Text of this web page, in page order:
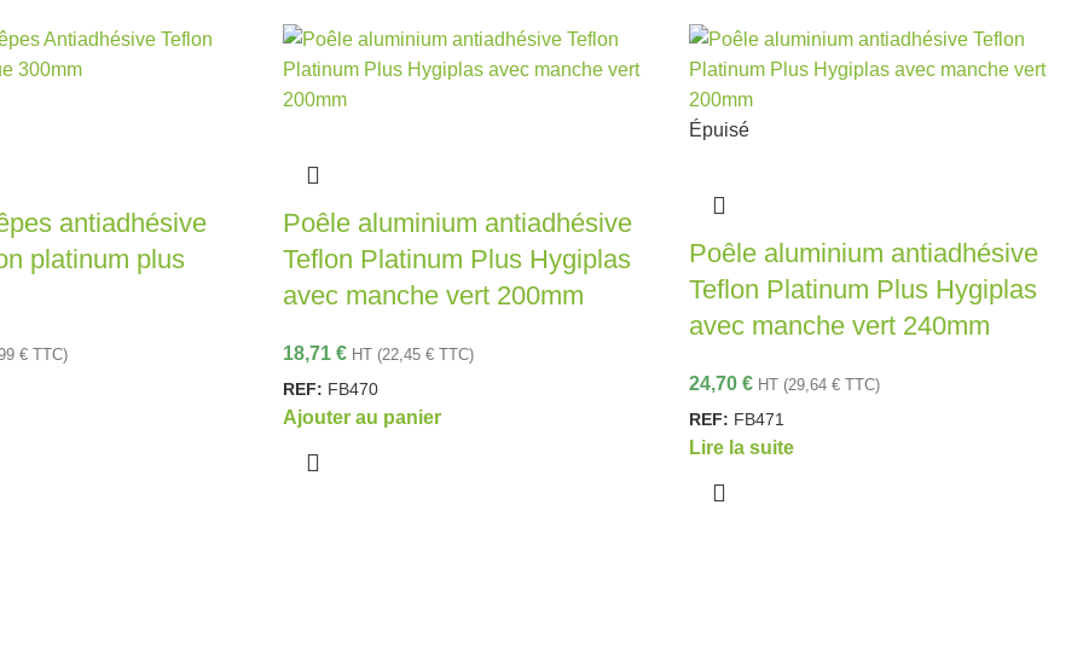
antiadhésive
platinum plus
€ TTC)
Poêle aluminium antiadhésive
Teflon Platinum Plus Hygiplas
avec manche vert 200mm
18,71 € HT (22,45 € TTC)
REF: FB470
Ajouter au panier
Épuisé
Poêle aluminium antiadhésive
Teflon Platinum Plus Hygiplas
avec manche vert 240mm
24,70 € HT (29,64 € TTC)
REF: FB471
Lire la suite